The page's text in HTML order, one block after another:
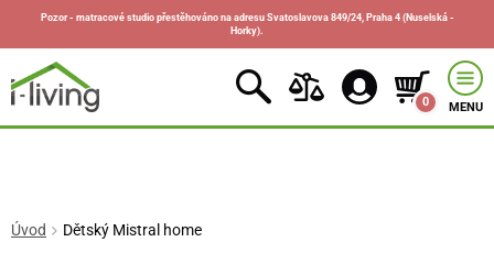
Pozor - matracové studio přestěhováno na adresu Svatoslavova 849/24, Praha 4 (Nuselská -
Horky).
0 MENU
Úvod Dětský Mistral home